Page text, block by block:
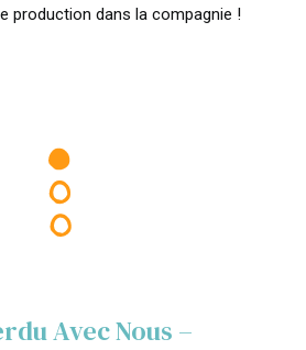
production dans la compagnie !
Avec Nous –